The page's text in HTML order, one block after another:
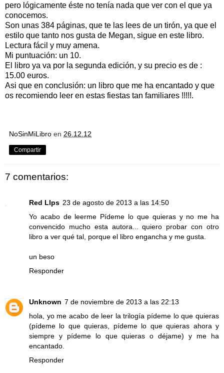
pero lógicamente éste no tenía nada que ver con el que ya
conocemos.
Son unas 384 páginas, que te las lees de un tirón, ya que el
estilo que tanto nos gusta de Megan, sigue en este libro.
Lectura fácil y muy amena.
Mi puntuación: un 10.
El libro ya va por la segunda edición, y su precio es de :
15.00 euros.
Asi que en conclusión: un libro que me ha encantado y que
os recomiendo leer en estas fiestas tan familiares !!!!!.
NoSinMiLibro en 26.12.12
Compartir
7 comentarios:
Red LIps 23 de agosto de 2013 a las 14:50
Yo acabo de leerme Pídeme lo que quieras y no me ha
convencido mucho esta autora... quiero probar con otro
libro a ver qué tal, porque el libro engancha y me gusta.
un beso
Responder
Unknown 7 de noviembre de 2013 a las 22:13
hola, yo me acabo de leer la trilogía pídeme lo que quieras
(pídeme lo que quieras, pídeme lo que quieras ahora y
siempre y pídeme lo que quieras o déjame) y me ha
encantado.
Responder